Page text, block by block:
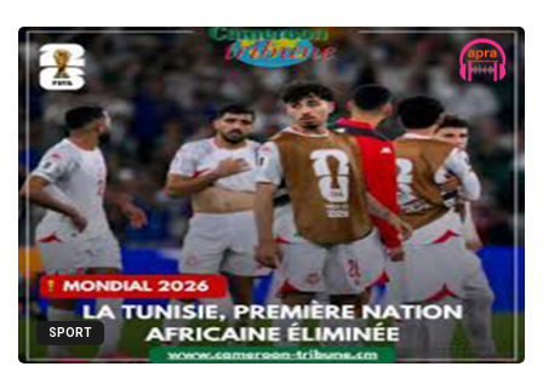
SPORT